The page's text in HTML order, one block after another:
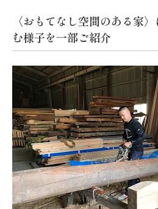
〈おもてなし空間のある家
む様子を一部ご紹介